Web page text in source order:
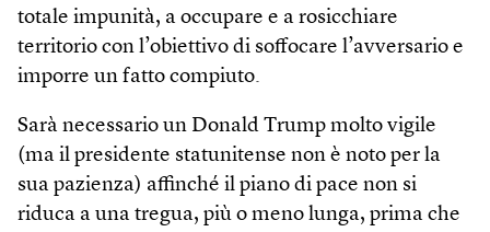
totale impunità, a occupare e a rosicchiare
territorio con l’obiettivo di soffocare l’avversario e
imporre un fatto compiuto.
Sarà necessario un Donald Trump molto vigile
(ma il presidente statunitense non è noto per la
sua pazienza) affinché il piano di pace non si
riduca a una tregua, più o meno lunga, prima che